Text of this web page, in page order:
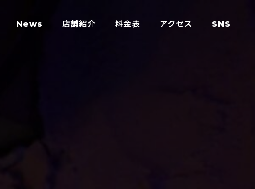
News 店舗紹介 料金表 アクセス SNS